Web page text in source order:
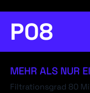
P08
MEHR ALS NUR
Filtrationsgrad 80